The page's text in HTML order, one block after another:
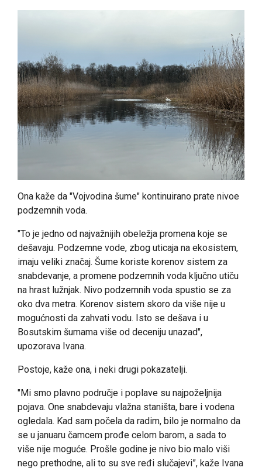
Ona kaže da "Vojvodina šume" kontinuirano prate nivoe
podzemnih voda.
"To je jedno od najvažnijih obeležja promena koje se
dešavaju. Podzemne vode, zbog uticaja na ekosistem,
imaju veliki značaj. Šume koriste korenov sistem za
snabdevanje, a promene podzemnih voda ključno utiču
na hrast lužnjak. Nivo podzemnih voda spustio se za
oko dva metra. Korenov sistem skoro da više nije u
mogućnosti da zahvati vodu. Isto se dešava i u
Bosutskim šumama više od deceniju unazad",
upozorava Ivana.
Postoje, kaže ona, i neki drugi pokazatelji.
"Mi smo plavno područje i poplave su najpoželjnija
pojava. One snabdevaju vlažna staništa, bare i vodena
ogledala. Kad sam počela da radim, bilo je normalno da
se u januaru čamcem prođe celom barom, a sada to
više nije moguće. Prošle godine je nivo bio malo viši
nego prethodne, ali to su sve ređi slučajevi”, kaže Ivana